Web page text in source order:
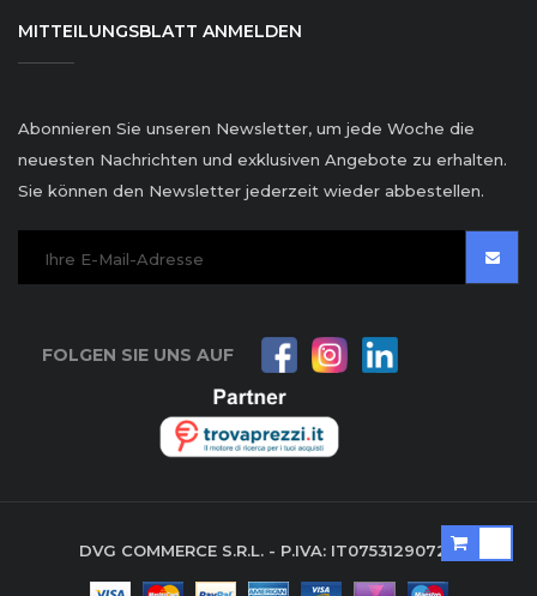
MITTEILUNGSBLATT ANMELDEN
Abonnieren Sie unseren Newsletter, um jede Woche die
neuesten Nachrichten und exklusiven Angebote zu erhalten.
Sie können den Newsletter jederzeit wieder abbestellen.
FOLGEN SIE UNS AUF
DVG COMMERCE S.R.L. - P.IVA: IT07531290729